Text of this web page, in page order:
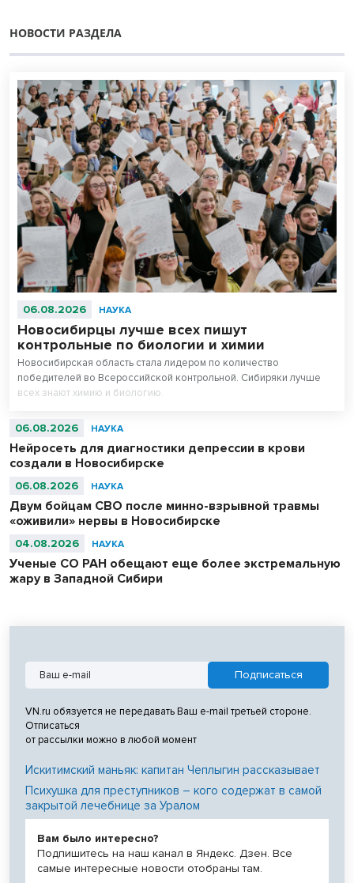
НОВОСТИ РАЗДЕЛА
06.08.2026 НАУКА
Новосибирцы лучше всех пишут
контрольные по биологии и химии
Новосибирская область стала лидером по количество
победителей во Всероссийской контрольной. Сибиряки лучше
всех знают химию и биологию.
06.08.2026 НАУКА
Нейросеть для диагностики депрессии в крови
создали в Новосибирске
06.08.2026 НАУКА
Двум бойцам СВО после минно-взрывной травмы
«оживили» нервы в Новосибирске
04.08.2026 НАУКА
Ученые СО РАН обещают еще более экстремальную
жару в Западной Сибири
VN.ru обязуется не передавать Ваш e-mail третьей стороне.
Отписаться
от рассылки можно в любой момент
Искитимский маньяк: капитан Чеплыгин рассказывает
Психушка для преступников – кого содержат в самой
закрытой лечебнице за Уралом
Вам было интересно?
Подпишитесь на наш канал в Яндекс. Дзен. Все
самые интересные новости отобраны там.